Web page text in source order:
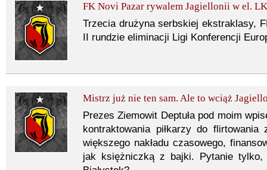
FK Novi Pazar rywalem Jagiellonii w el.
Trzecia drużyna serbskiej ekstraklasy,
II rundzie eliminacji Ligi Konferencji
Mistrz już nie ten sam. Ale to wciąż
Prezes Ziemowit Deptuła pod moim
kontraktowania piłkarzy do
większego nakładu czasowego,
jak księżniczką z bajki. Pytanie